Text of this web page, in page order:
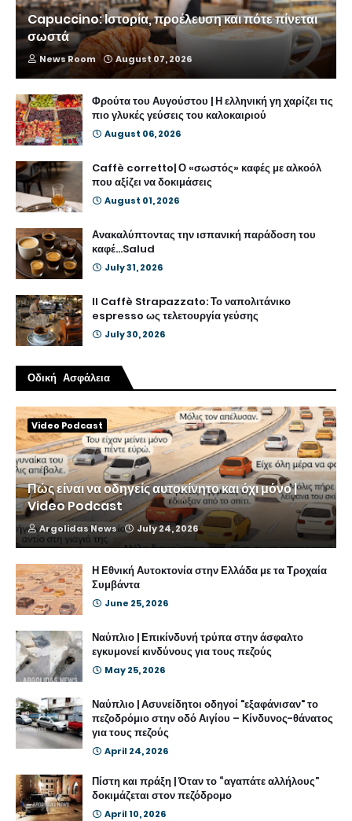
Capuccino: Ιστορία, προέλευση και πότε πίνεται
σωστά
News Room August 07, 2026
Φρούτα του Αυγούστου | Η ελληνική γη χαρίζει τις
πιο γλυκές γεύσεις του καλοκαιριού
August 06, 2026
Caffè corretto| Ο «σωστός» καφές με αλκοόλ
που αξίζει να δοκιμάσεις
August 01, 2026
Ανακαλύπτοντας την ισπανική παράδοση του
καφέ...Salud
July 31, 2026
Il Caffè Strapazzato: Το ναπολιτάνικο
espresso ως τελετουργία γεύσης
July 30, 2026
Οδική Ασφάλεια
Video Podcast
Πώς είναι να οδηγείς αυτοκίνητο και όχι μόνο |
Video Podcast
Argolidas News July 24, 2026
Η Εθνική Αυτοκτονία στην Ελλάδα με τα Τροχαία
Συμβάντα
June 25, 2026
Ναύπλιο | Επικίνδυνή τρύπα στην άσφαλτο
εγκυμονεί κινδύνους για τους πεζούς
May 25, 2026
Ναύπλιο | Ασυνείδητοι οδηγοί "εξαφάνισαν" το
πεζοδρόμιο στην οδό Αιγίου – Κίνδυνος-θάνατος
για τους πεζούς
April 24, 2026
Πίστη και πράξη | Όταν το “αγαπάτε αλλήλους”
δοκιμάζεται στον πεζόδρομο
April 10, 2026